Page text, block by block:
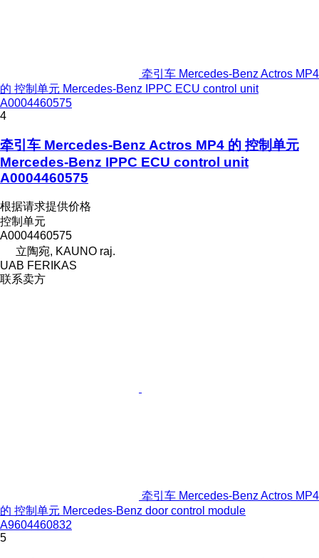
牵引车 Mercedes-Benz Actros MP4
的 控制单元 Mercedes-Benz IPPC ECU control unit
A0004460575
4
牵引车 Mercedes-Benz Actros MP4 的 控制单元
Mercedes-Benz IPPC ECU control unit
A0004460575
根据请求提供价格
控制单元
A0004460575
立陶宛, KAUNO raj.
UAB FERIKAS
联系卖方
牵引车 Mercedes-Benz Actros MP4
的 控制单元 Mercedes-Benz door control module
A9604460832
5